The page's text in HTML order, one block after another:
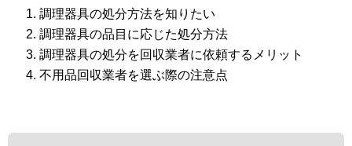
調理器具の処分方法を知りたい
調理器具の品目に応じた処分方法
調理器具の処分を回収業者に依頼するメリット
不用品回収業者を選ぶ際の注意点